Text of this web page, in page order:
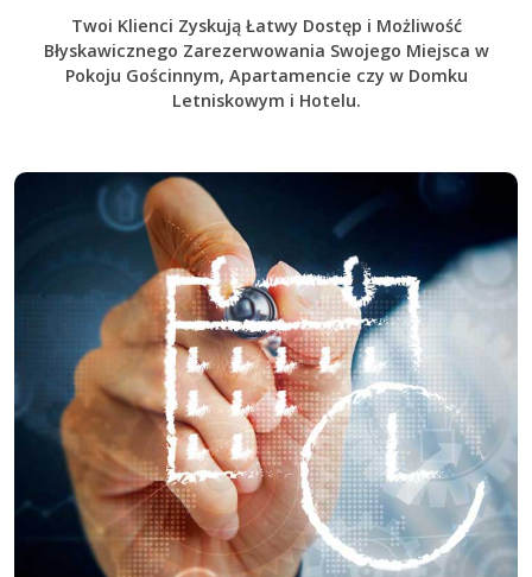
Twoi Klienci Zyskują Łatwy Dostęp i Możliwość
Błyskawicznego Zarezerwowania Swojego Miejsca w
Pokoju Gościnnym, Apartamencie czy w Domku
Letniskowym i Hotelu.